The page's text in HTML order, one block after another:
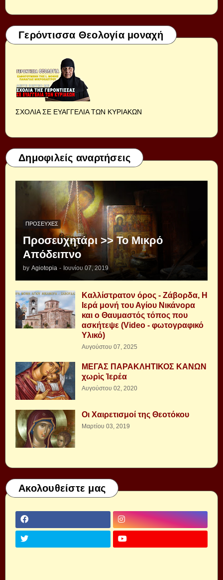
Γερόντισσα Θεολογία μοναχή
ΣΧΟΛΙΑ ΣΕ ΕΥΑΓΓΕΛΙΑ ΤΩΝ ΚΥΡΙΑΚΩΝ
Δημοφιλείς αναρτήσεις
ΠΡΟΣΕΥΧΈΣ
Προσευχητάρι >> Το Μικρό
Απόδειπνο
by Agiotopia - Ιουνίου 07, 2019
Καλλίστρατον όρος - Ζάβορδα, Η
Ιερά μονή του Αγίου Νικάνορα
και ο Θαυμαστός τόπος που
ασκήτεψε (Video - φωτογραφικό
Υλικό)
Αυγούστου 07, 2025
ΜΕΓΑΣ ΠΑΡΑΚΛΗΤΙΚΟΣ ΚΑΝΩΝ
χωρὶς Ἱερέα
Αυγούστου 02, 2020
Οι Χαιρετισμοί της Θεοτόκου
Μαρτίου 03, 2019
Ακολουθείστε μας